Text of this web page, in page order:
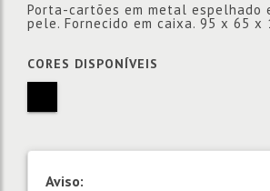
Porta-cartões em metal espelhado
pele. Fornecido em caixa. 95 x 65 x
CORES DISPONÍVEIS
Aviso: